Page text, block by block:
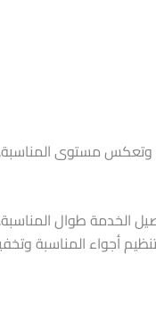
مستوى
الخدمة طوال
أجواء المناسبة